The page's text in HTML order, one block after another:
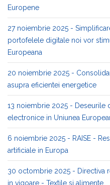
Europene
27 noiembrie 2025 -
portofelele digitale noi vor
Europeana
20 noiembrie 2025 -
asupra eficientei energetice
13 noiembrie 2025 - Deseurile
electronice in Uniunea
6 noiembrie 2025 - RAISE -
artificiale in Europa
30 octombrie 2025 - Directiva
in vigoare - Textile si alimente